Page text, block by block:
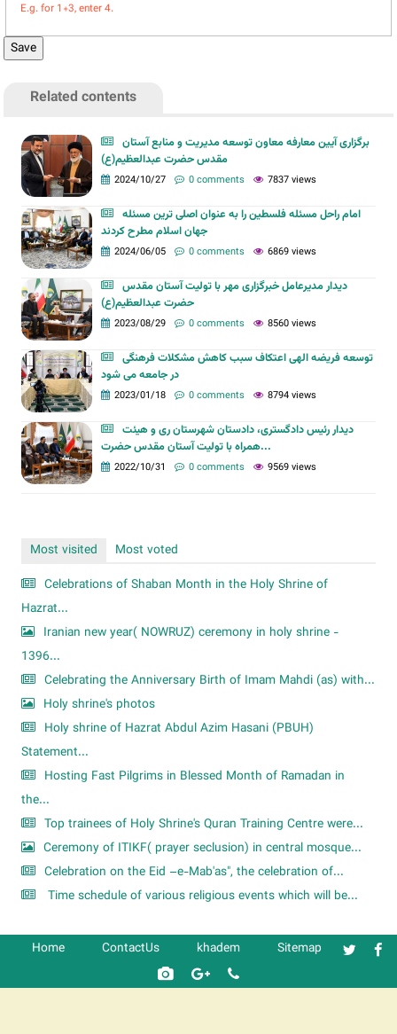
E.g. for 1+3, enter 4.
Related contents
برگزاری آیین معارفه معاون توسعه مدیریت و منابع آستان‌
مقدس‌ حضرت‌ عبدالعظیم(ع)
2024/10/27 0 comments 7837 views
امام راحل مسئله فلسطین را به عنوان اصلی ترین مسئله
جهان اسلام مطرح کردند
2024/06/05 0 comments 6869 views
دیدار مدیرعامل خبرگزاری مهر با تولیت آستان مقدس
حضرت عبدالعظیم(ع)
2023/08/29 0 comments 8560 views
توسعه فریضه الهی اعتکاف سبب کاهش مشکلات فرهنگی
در جامعه می شود
2023/01/18 0 comments 8794 views
دیدار رئیس دادگستری، دادستان شهرستان ری و هیئت
همراه با تولیت آستان مقدس حضرت...
2022/10/31 0 comments 9569 views
Most visited
Most voted
Celebrations of Shaban Month in the Holy Shrine of
Hazrat...
Iranian new year( NOWRUZ) ceremony in holy shrine -
1396...
Celebrating the Anniversary Birth of Imam Mahdi (as) with...
Holy shrine's photos
Holy shrine of Hazrat Abdul Azim Hasani (PBUH)
Statement...
Hosting Fast Pilgrims in Blessed Month of Ramadan in
the...
Top trainees of Holy Shrine's Quran Training Centre were...
Ceremony of ITIKF( prayer seclusion) in central mosque...
Celebration on the Eid –e-Mab'as", the celebration of...
Time schedule of various religious events which will be...
Home ContactUs khadem Sitemap